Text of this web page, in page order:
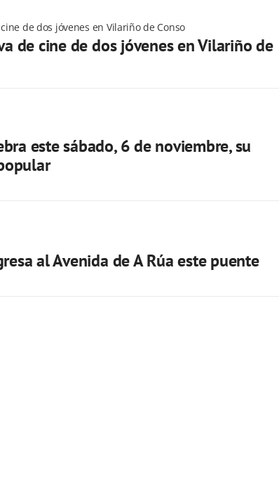
de dos jóvenes en Vilariño de Conso
de cine de dos jóvenes en Vilariño de
este sábado, 6 de noviembre, su
al Avenida de A Rúa este puente